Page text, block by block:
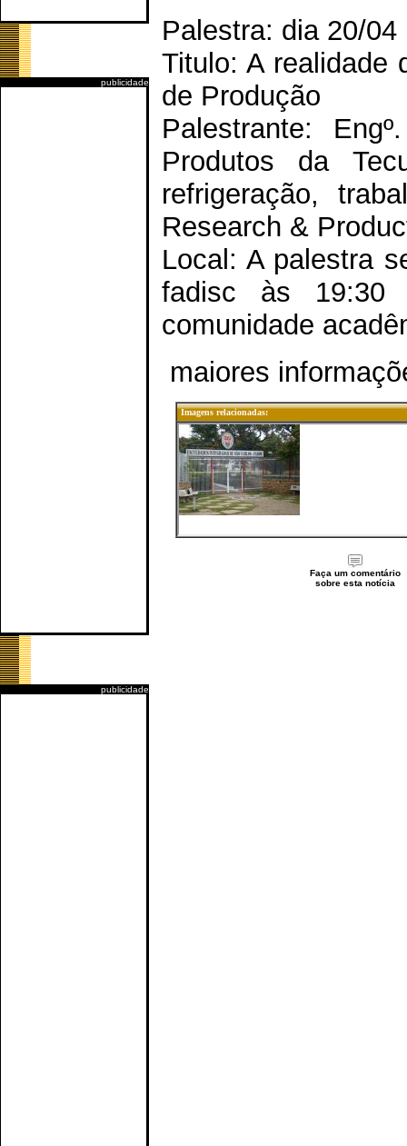
publicidade
publicidade
Palestra: dia 20/04
Titulo: A realidade
de Produção
Palestrante:
Produtos da
refrigeração,
Research &
Local: A palestra
fadisc às 19:30
comunidade
maiores
Imagens relacionadas:
Faça um comentário
sobre esta notícia